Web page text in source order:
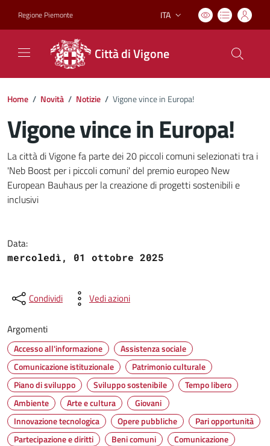
Regione Piemonte Lingua attiva:
ITA
Città di Vigone
Home / Novità / Notizie / Vigone vince in Europa!
Vigone vince in Europa!
Dettagli del documento
La città di Vigone fa parte dei 20 piccoli comuni selezionati tra i
'Neb Boost per i piccoli comuni' del premio europeo New
European Bauhaus per la creazione di progetti sostenibili e
inclusivi
Data:
mercoledì, 01 ottobre 2025
Condividi Vedi azioni
Argomenti
Accesso all'informazione
Assistenza sociale
Comunicazione istituzionale
Patrimonio culturale
Piano di sviluppo
Sviluppo sostenibile
Tempo libero
Ambiente
Arte e cultura
Giovani
Innovazione tecnologica
Opere pubbliche
Pari opportunità
Partecipazione e diritti
Beni comuni
Comunicazione